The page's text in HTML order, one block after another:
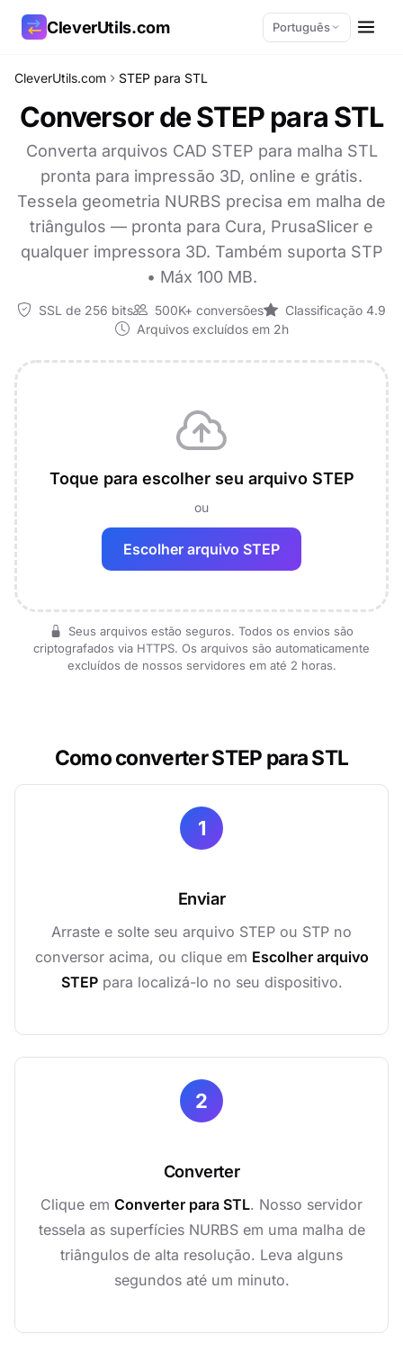
CleverUtils.com Português
CleverUtils.com STEP para STL
Conversor de STEP para STL
Converta arquivos CAD STEP para malha STL
pronta para impressão 3D, online e grátis.
Tessela geometria NURBS precisa em malha de
triângulos — pronta para Cura, PrusaSlicer e
qualquer impressora 3D. Também suporta STP
• Máx 100 MB.
SSL de 256 bits 500K+ conversões
Classificação 4.9
Arquivos excluídos em 2h
Toque para escolher seu arquivo STEP
ou
Escolher arquivo STEP
Seus arquivos estão seguros. Todos os envios são
criptografados via HTTPS. Os arquivos são automaticamente
excluídos de nossos servidores em até 2 horas.
Como converter STEP para STL
1
Enviar
Arraste e solte seu arquivo STEP ou STP no
conversor acima, ou clique em Escolher arquivo
STEPpara localizá-lo no seu dispositivo.
2
Converter
Clique em Converter para STL. Nosso servidor
tessela as superfícies NURBS em uma malha de
triângulos de alta resolução. Leva alguns
segundos até um minuto.
Copiar link